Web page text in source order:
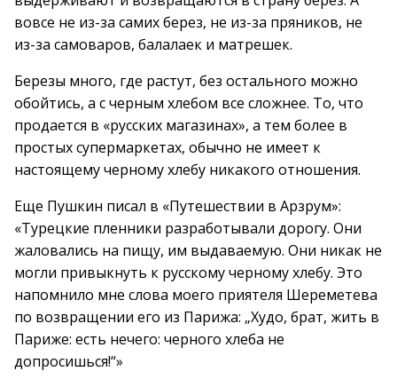
вовсе не из-за самих берез, не из-за пряников, не
из-за самоваров, балалаек и матрешек.
Березы много, где растут, без остального можно
обойтись, а с черным хлебом все сложнее. То, что
продается в «русских магазинах», а тем более в
простых супермаркетах, обычно не имеет к
настоящему черному хлебу никакого отношения.
Еще Пушкин писал в «Путешествии в Арзрум»:
«Турецкие пленники разработывали дорогу. Они
жаловались на пищу, им выдаваемую. Они никак не
могли привыкнуть к русскому черному хлебу. Это
напомнило мне слова моего приятеля Шереметева
по возвращении его из Парижа: „Худо, брат, жить в
Париже: есть нечего: черного хлеба не
допросишься!“»